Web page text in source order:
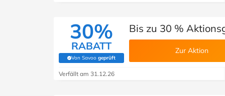
30%
RABATT
Von Savoo geprüft
(Von Savoo geprüft)
Bis zu 30 %
Zur Aktion
Verfällt am 31.12.26